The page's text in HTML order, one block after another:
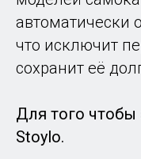
автоматически
что исключит
сохранит её
Для того
Stoylo.